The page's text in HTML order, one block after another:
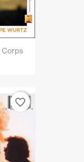
Corps
favorite_border